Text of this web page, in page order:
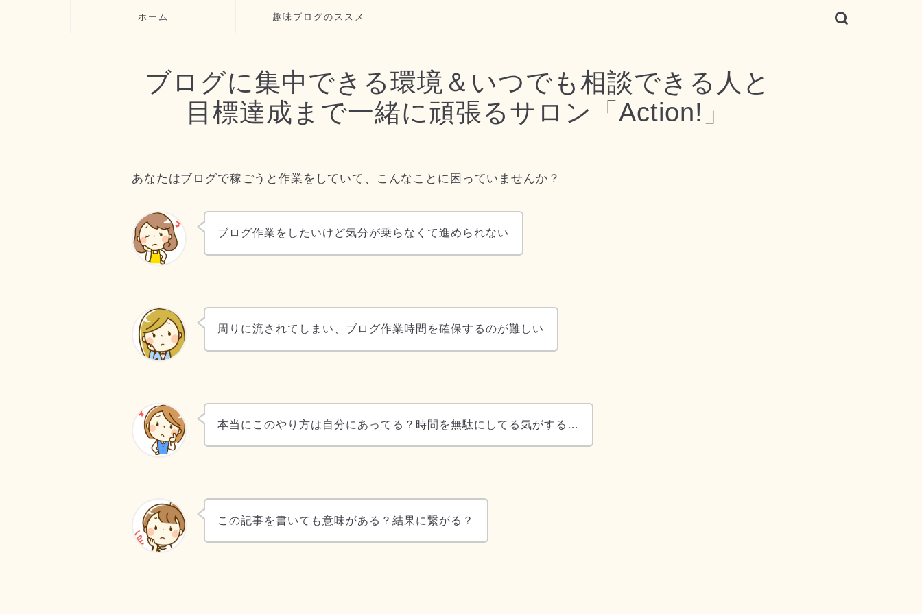
ホーム 趣味ブログのススメ
ブログに集中できる環境＆いつでも相談できる人と
目標達成まで一緒に頑張るサロン「Action!」
あなたはブログで稼ごうと作業をしていて、こんなことに困っていませんか？
ブログ作業をしたいけど気分が乗らなくて進められない
周りに流されてしまい、ブログ作業時間を確保するのが難しい
本当にこのやり方は自分にあってる？時間を無駄にしてる気がする…
この記事を書いても意味がある？結果に繋がる？